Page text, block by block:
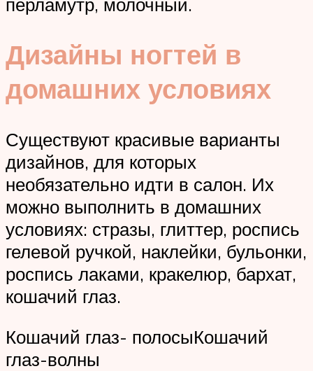
Дизайны ногтей в
домашних условиях
Существуют красивые варианты
дизайнов, для которых
необязательно идти в салон. Их
можно выполнить в домашних
условиях: стразы, глиттер, роспись
гелевой ручкой, наклейки, бульонки,
роспись лаками, кракелюр, бархат,
кошачий глаз.
Кошачий глаз- полосыКошачий
глаз-волны